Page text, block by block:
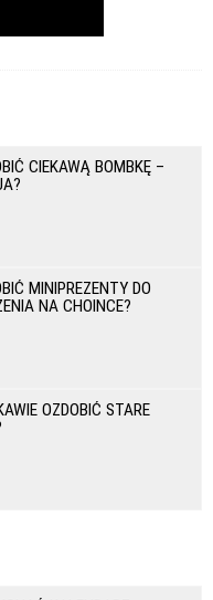
CIEKAWĄ BOMBKĘ –
MINIPREZENTY DO
NA CHOINCE?
OZDOBIĆ STARE